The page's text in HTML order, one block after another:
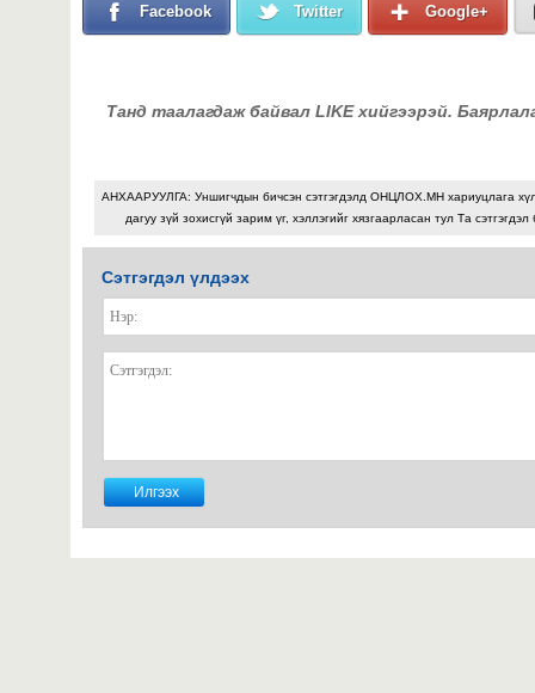
Facebook Twitter Google+
Танд таалагдаж байвал LIKE хийгээрэй.
АНХААРУУЛГА: Уншигчдын бичсэн сэтгэгдэлд ОНЦЛОХ.МН хариуцлага
дагуу зүй зохисгүй зарим үг, хэллэгийг хязгаарласан тул Та
Сэтгэгдэл үлдээх